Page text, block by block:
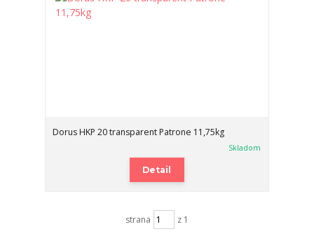
Dorus HKP 20 transparent Patrone 11,75kg
Skladom
Detail
strana z 1